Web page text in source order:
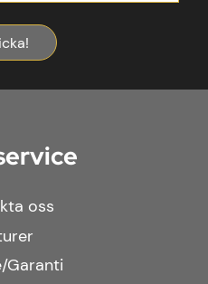
oss
Garanti